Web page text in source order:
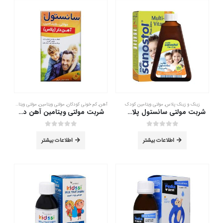
زینک و زینک پلاس, مولتی ویتامین کودک
شربت مولتی سانستول پلاس زینک 155 میلی لیتر
اطلاعات بیشتر
آهن, کم خونی کودکان, مولتی ویتامین, مولتی ویتامین کودک
شربت مولتی ویتامین آهن دار سانستول 155 میلی لیتر
اطلاعات بیشتر